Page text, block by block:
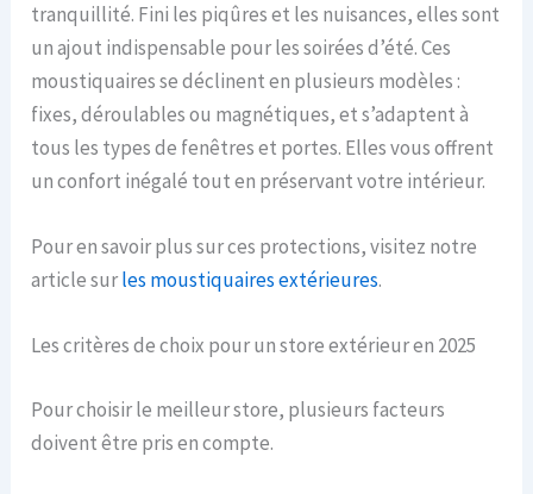
tranquillité. Fini les piqûres et les nuisances, elles sont
un ajout indispensable pour les soirées d’été. Ces
moustiquaires se déclinent en plusieurs modèles :
fixes, déroulables ou magnétiques, et s’adaptent à
tous les types de fenêtres et portes. Elles vous offrent
un confort inégalé tout en préservant votre intérieur.
Pour en savoir plus sur ces protections, visitez notre
article surles moustiquaires extérieures.
Les critères de choix pour un store extérieur en 2025
Pour choisir le meilleur store, plusieurs facteurs
doivent être pris en compte.